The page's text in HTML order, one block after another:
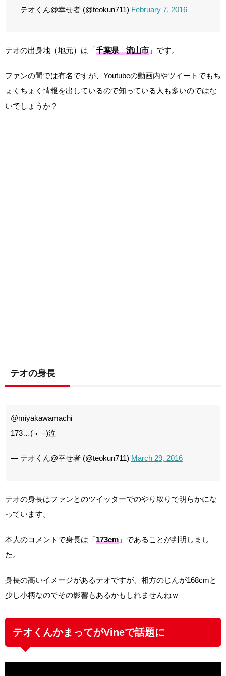
— テオくん@幸せ者 (@teokun711) February 7, 2016
テオの出身地（地元）は「千葉県 流山市 」です。
ファンの間では有名ですが、Youtubeの動画内やツイートでもち
ょくちょく情報を出しているので知っている人も多いのではな
いでしょうか？
テオの身長
@miyakawamachi
173…(¬_¬)泣
— テオくん@幸せ者 (@teokun711) March 29, 2016
テオの身長はファンとのツイッターでのやり取りで明らかにな
っています。
本人のコメントで身長は「173cm 」であることが判明しまし
た。
身長の高いイメージがあるテオですが、相方のじんが168cmと
少し小柄なのでその影響もあるかもしれませんねｗ
テオくんかまってがVineで話題に